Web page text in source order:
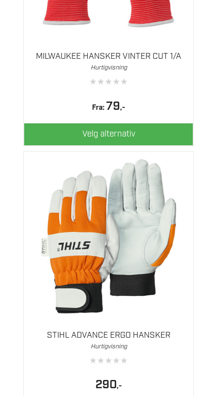
MILWAUKEE HANSKER VINTER CUT 1/A
Hurtigvisning
★★★★★
Fra: 79,-
Velg alternativ
produktet
flere
produktsiden
STIHL ADVANCE ERGO HANSKER
Hurtigvisning
★★★★★
290,-
produktet